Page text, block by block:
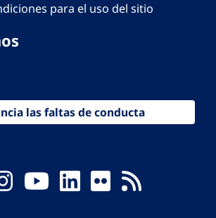
para el uso del sitio
las faltas de conducta